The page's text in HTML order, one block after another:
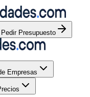
Pedir Presupuesto
Empresas